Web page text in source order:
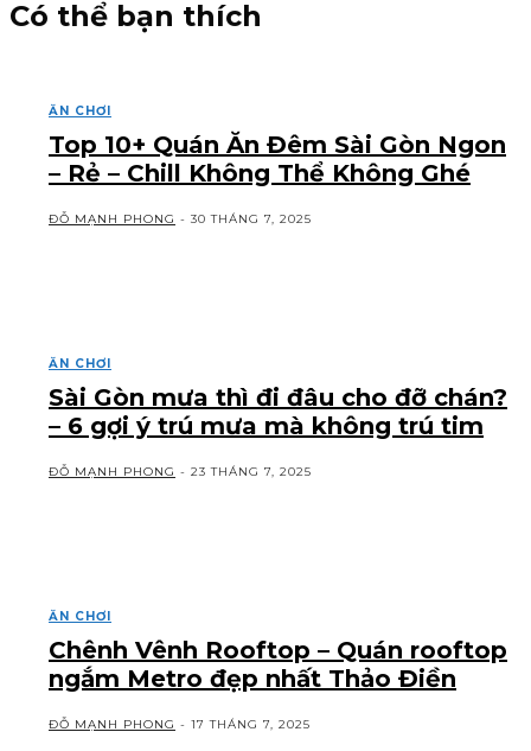
Có thể bạn thích
ĂN CHƠI
Top 10+ Quán Ăn Đêm Sài Gòn Ngon
– Rẻ – Chill Không Thể Không Ghé
ĐỖ MẠNH PHONG - 30 THÁNG 7, 2025
ĂN CHƠI
Sài Gòn mưa thì đi đâu cho đỡ chán?
– 6 gợi ý trú mưa mà không trú tim
ĐỖ MẠNH PHONG - 23 THÁNG 7, 2025
ĂN CHƠI
Chênh Vênh Rooftop – Quán rooftop
ngắm Metro đẹp nhất Thảo Điền
ĐỖ MẠNH PHONG - 17 THÁNG 7, 2025